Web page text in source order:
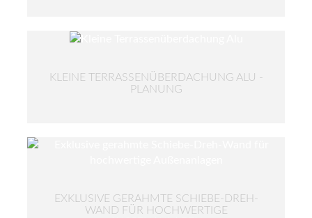
KLEINE TERRASSENÜBERDACHUNG ALU -
PLANUNG
EXKLUSIVE GERAHMTE SCHIEBE-DREH-
WAND FÜR HOCHWERTIGE